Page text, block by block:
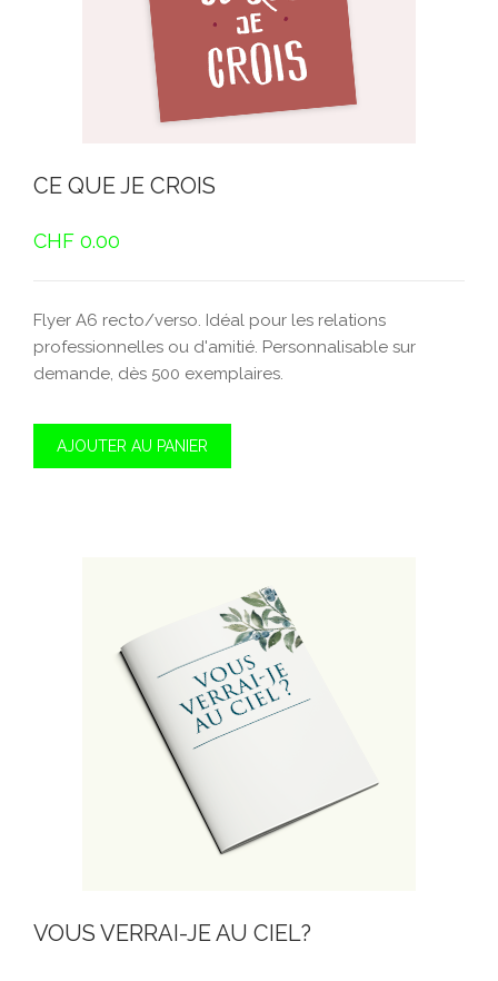
CE QUE JE CROIS
CHF 0.00
Flyer A6 recto/verso. Idéal pour les relations
professionnelles ou d'amitié. Personnalisable sur
demande, dès 500 exemplaires.
AJOUTER AU PANIER
VOUS VERRAI-JE AU CIEL?